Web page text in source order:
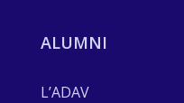
ALUMNI
L’ADAV